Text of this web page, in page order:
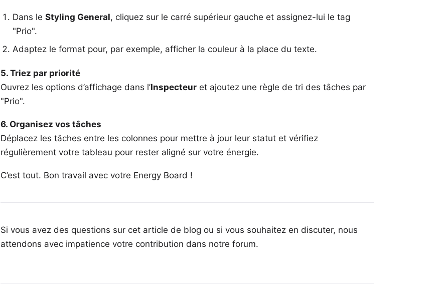
Dans le Styling General, cliquez sur le carré supérieur gauche et assignez-lui le tag
"Prio".
Adaptez le format pour, par exemple, afficher la couleur à la place du texte.
5. Triez par priorité
Ouvrez les options d’affichage dans l’Inspecteur et ajoutez une règle de tri des tâches par
"Prio".
6. Organisez vos tâches
Déplacez les tâches entre les colonnes pour mettre à jour leur statut et vérifiez
régulièrement votre tableau pour rester aligné sur votre énergie.
C’est tout. Bon travail avec votre Energy Board !
Si vous avez des questions sur cet article de blog ou si vous souhaitez en discuter, nous
attendons avec impatience votre contribution dans notre forum.